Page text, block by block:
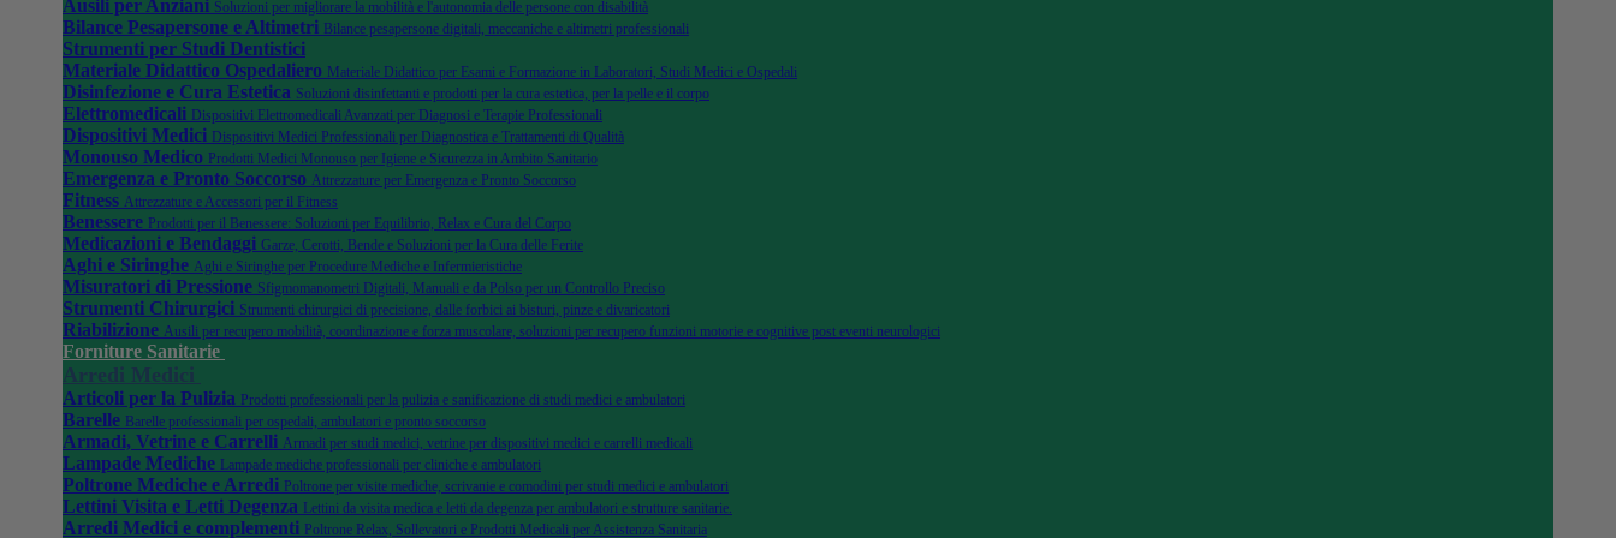
Ausili per Anziani Soluzioni per migliorare la mobilità e l'autonomia delle persone con disabilità
Bilance Pesapersone e Altimetri Bilance pesapersone digitali, meccaniche e altimetri professionali
Strumenti per Studi Dentistici
Materiale Didattico Ospedaliero Materiale Didattico per Esami e Formazione in Laboratori, Studi Medici e Ospedali
Disinfezione e Cura Estetica Soluzioni disinfettanti e prodotti per la cura estetica, per la pelle e il corpo
Elettromedicali Dispositivi Elettromedicali Avanzati per Diagnosi e Terapie Professionali
Dispositivi Medici Dispositivi Medici Professionali per Diagnostica e Trattamenti di Qualità
Monouso Medico Prodotti Medici Monouso per Igiene e Sicurezza in Ambito Sanitario
Emergenza e Pronto Soccorso Attrezzature per Emergenza e Pronto Soccorso
Fitness Attrezzature e Accessori per il Fitness
Benessere Prodotti per il Benessere: Soluzioni per Equilibrio, Relax e Cura del Corpo
Medicazioni e Bendaggi Garze, Cerotti, Bende e Soluzioni per la Cura delle Ferite
Aghi e Siringhe Aghi e Siringhe per Procedure Mediche e Infermieristiche
Misuratori di Pressione Sfigmomanometri Digitali, Manuali e da Polso per un Controllo Preciso
Strumenti Chirurgici Strumenti chirurgici di precisione, dalle forbici ai bisturi, pinze e divaricatori
Riabilizione Ausili per recupero mobilità, coordinazione e forza muscolare, soluzioni per recupero funzioni motorie e cognitive post eventi neurologici
Forniture Sanitarie
Arredi Medici
Articoli per la Pulizia Prodotti professionali per la pulizia e sanificazione di studi medici e ambulatori
Barelle Barelle professionali per ospedali, ambulatori e pronto soccorso
Armadi, Vetrine e Carrelli Armadi per studi medici, vetrine per dispositivi medici e carrelli medicali
Lampade Mediche Lampade mediche professionali per cliniche e ambulatori
Poltrone Mediche e Arredi Poltrone per visite mediche, scrivanie e comodini per studi medici e ambulatori
Lettini Visita e Letti Degenza Lettini da visita medica e letti da degenza per ambulatori e strutture sanitarie.
Arredi Medici e complementi Poltrone Relax, Sollevatori e Prodotti Medicali per Assistenza Sanitaria